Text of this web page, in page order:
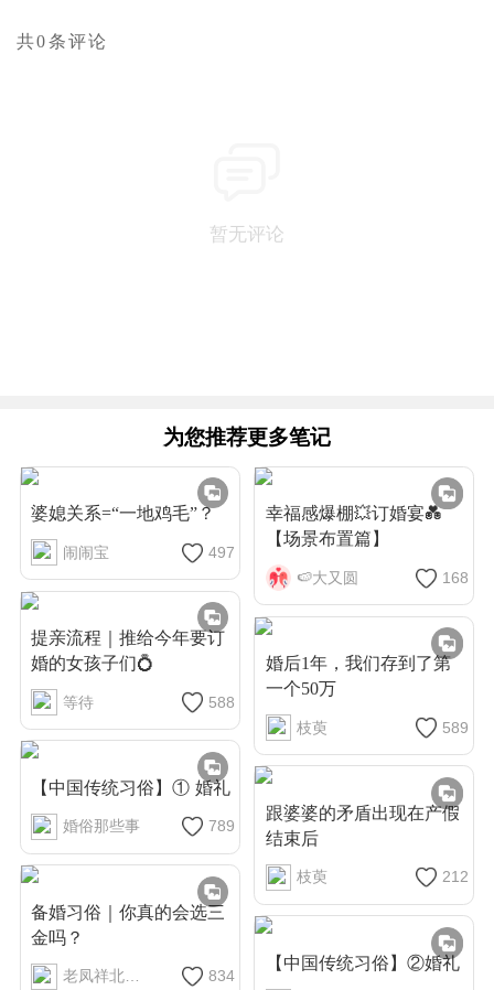
共0条评论
暂无评论
为您推荐更多笔记
婆媳关系=“一地鸡毛”？
闹闹宝 497
提亲流程｜推给今年要订
婚的女孩子们💍
等待 588
【中国传统习俗】① 婚礼
婚俗那些事 789
备婚习俗｜你真的会选三
金吗？
老凤祥北京市 834
幸福感爆棚💥订婚宴💑
【场景布置篇】
🍉大又圆 168
婚后1年，我们存到了第
一个50万
枝萸 589
跟婆婆的矛盾出现在产假
结束后
枝萸 212
【中国传统习俗】②婚礼